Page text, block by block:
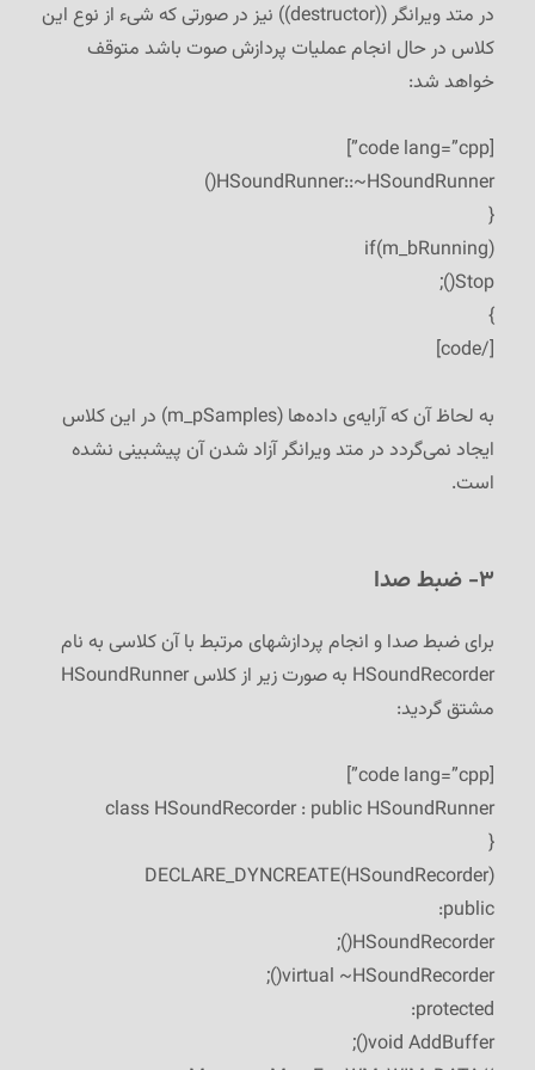
در متد ویرانگر ((destructor)) نیز در صورتی که شیء از نوع این
کلاس در حال انجام عملیات پردازش صوت باشد متوقف
خواهد شد:
[code lang=”cpp”]
HSoundRunner::~HSoundRunner()
{
if(m_bRunning)
Stop();
}
[/code]
به لحاظ آن که آرایه‌ی داده‌ها (m_pSamples) در این کلاس
ایجاد نمی‌گردد در متد ویرانگر آزاد شدن آن پیشبینی نشده
است.
۳- ضبط صدا
برای ضبط صدا و انجام پردازشهای مرتبط با آن کلاسی به نام
HSoundRecorder به صورت زیر از کلاس HSoundRunner
مشتق گردید:
[code lang=”cpp”]
class HSoundRecorder : public HSoundRunner
{
DECLARE_DYNCREATE(HSoundRecorder)
public:
HSoundRecorder();
virtual ~HSoundRecorder();
protected:
void AddBuffer();